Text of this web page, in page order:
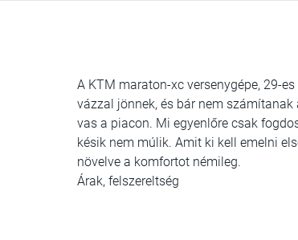
A KTM maraton-xc versenygépe, 29-
vázzal jönnek, és bár nem
vas a piacon. Mi egyenlőre csak
késik nem múlik. Amit ki kell emelni
növelve a komfortot némileg.
Árak, felszereltség